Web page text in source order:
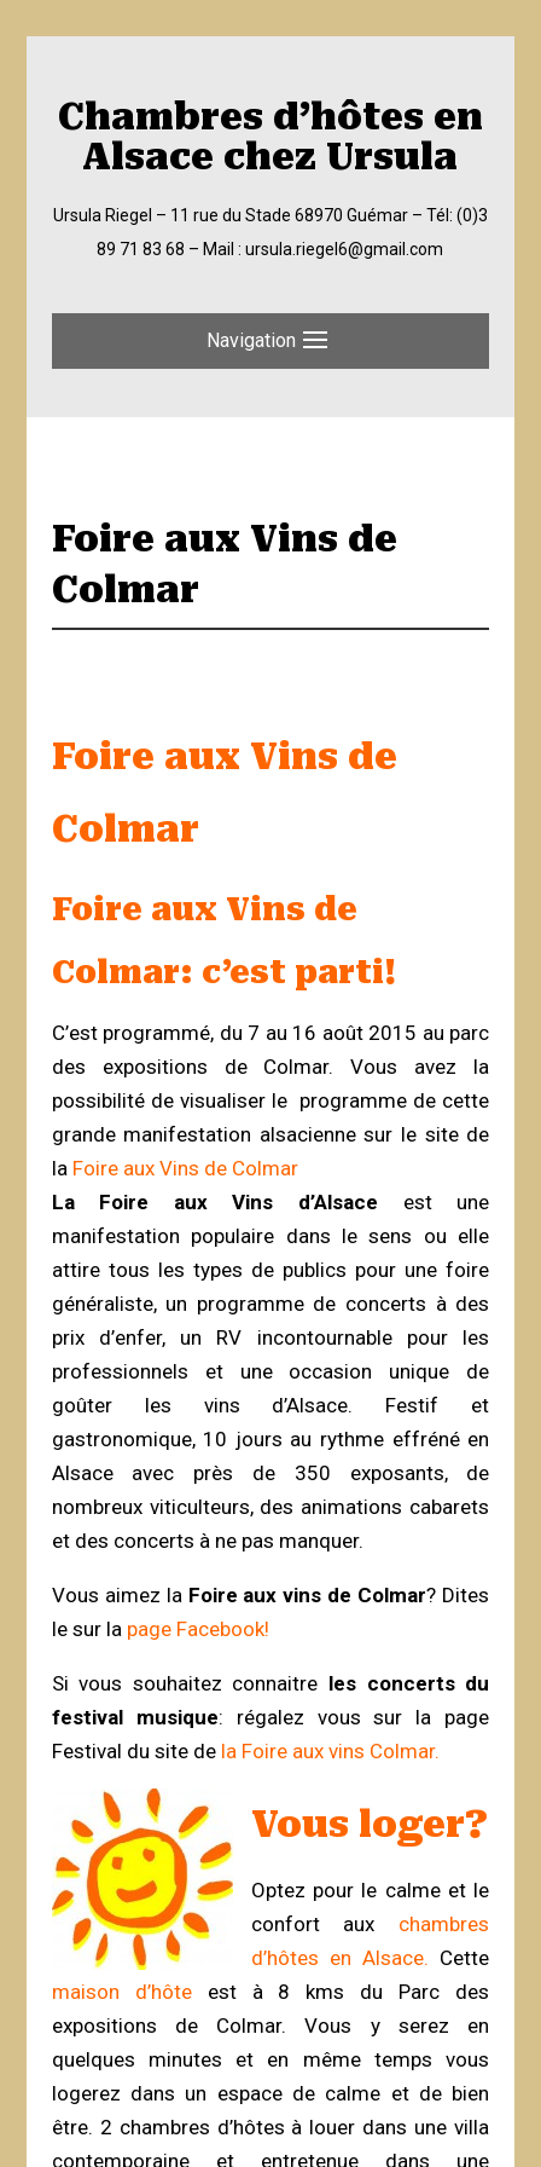
Chambres d’hôtes en
Alsace chez Ursula
Ursula Riegel – 11 rue du Stade 68970 Guémar – Tél: (0)3
89 71 83 68 – Mail :ursula.riegel6@gmail.com
Navigation
Foire aux Vins de
Colmar
Foire aux Vins de
Colmar
Foire aux Vins de
Colmar: c’est parti!
C’est programmé, du 7 au 16 août 2015 au parc
des expositions de Colmar. Vous avez la
possibilité de visualiser le programme de cette
grande manifestation alsacienne sur le site de
laFoire aux Vins de Colmar
La Foire aux Vins d’Alsace est une
manifestation populaire dans le sens ou elle
attire tous les types de publics pour une foire
généraliste, un programme de concerts à des
prix d’enfer, un RV incontournable pour les
professionnels et une occasion unique de
goûter les vins d’Alsace. Festif et
gastronomique, 10 jours au rythme effréné en
Alsace avec près de 350 exposants, de
nombreux viticulteurs, des animations cabarets
et des concerts à ne pas manquer.
Vous aimez la Foire aux vins de Colmar? Dites
le sur la page Facebook!
Si vous souhaitez connaitre les concerts du
festival musique: régalez vous sur la page
Festival du site de la Foire aux vins Colmar.
Vous loger?
Optez pour le calme et le
confort aux chambres
d’hôtes en Alsace. Cette
maison d’hôteest à 8 kms du Parc des
expositions de Colmar. Vous y serez en
quelques minutes et en même temps vous
logerez dans un espace de calme et de bien
être. 2 chambres d’hôtes à louer dans une villa
contemporaine et entretenue dans une